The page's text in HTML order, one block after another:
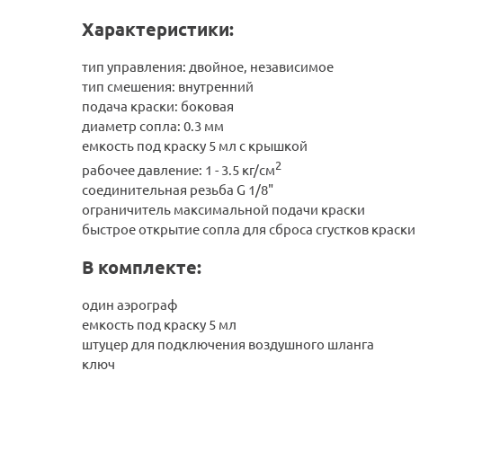
Характеристики:
тип управления: двойное, независимое
тип смешения: внутренний
подача краски: боковая
диаметр сопла: 0.3 мм
емкость под краску 5 мл с крышкой
рабочее давление: 1 - 3.5 кг/см2
соединительная резьба G 1/8"
ограничитель максимальной подачи краски
быстрое открытие сопла для сброса сгустков краски
В комплекте:
один аэрограф
емкость под краску 5 мл
штуцер для подключения воздушного шланга
ключ